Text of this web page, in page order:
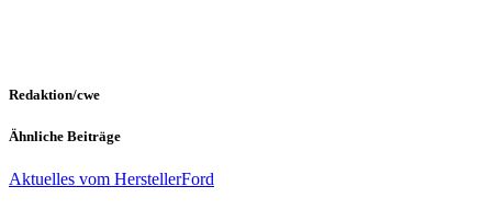
Redaktion/cwe
Ähnliche Beiträge
Aktuelles vom HerstellerFord